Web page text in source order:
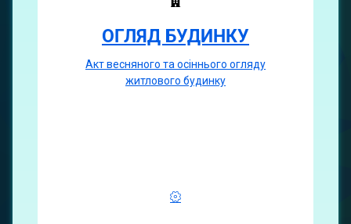
ОГЛЯД БУДИНКУ
Акт весняного та осіннього огляду
житлового будинку